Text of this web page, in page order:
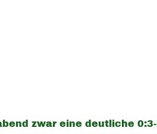
zwar eine deutliche